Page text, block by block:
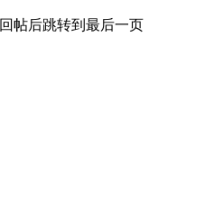
回帖后跳转到最后一页